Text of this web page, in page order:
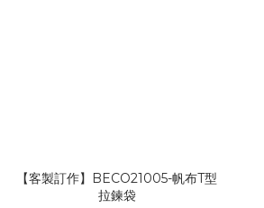
【客製訂作】BECO21005-帆布T型
拉鍊袋